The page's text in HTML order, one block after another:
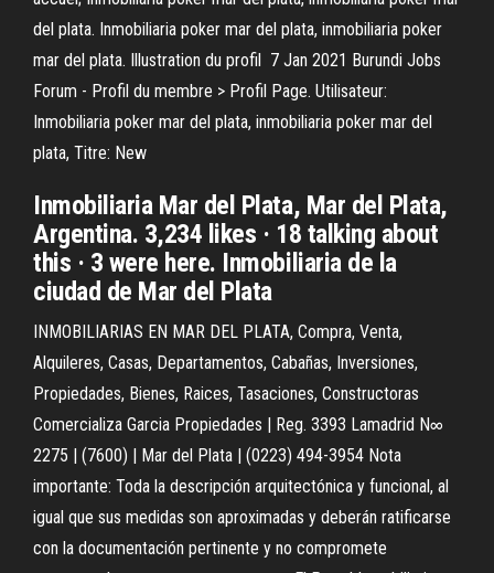
del plata. Inmobiliaria poker mar del plata, inmobiliaria poker
mar del plata. Illustration du profil 7 Jan 2021 Burundi Jobs
Forum - Profil du membre > Profil Page. Utilisateur:
Inmobiliaria poker mar del plata, inmobiliaria poker mar del
plata, Titre: New
Inmobiliaria Mar del Plata, Mar del Plata,
Argentina. 3,234 likes · 18 talking about
this · 3 were here. Inmobiliaria de la
ciudad de Mar del Plata
INMOBILIARIAS EN MAR DEL PLATA, Compra, Venta,
Alquileres, Casas, Departamentos, Cabañas, Inversiones,
Propiedades, Bienes, Raices, Tasaciones, Constructoras
Comercializa Garcia Propiedades | Reg. 3393 Lamadrid N∞
2275 | (7600) | Mar del Plata | (0223) 494-3954 Nota
importante: Toda la descripción arquitectónica y funcional, al
igual que sus medidas son aproximadas y deberán ratificarse
con la documentación pertinente y no compromete